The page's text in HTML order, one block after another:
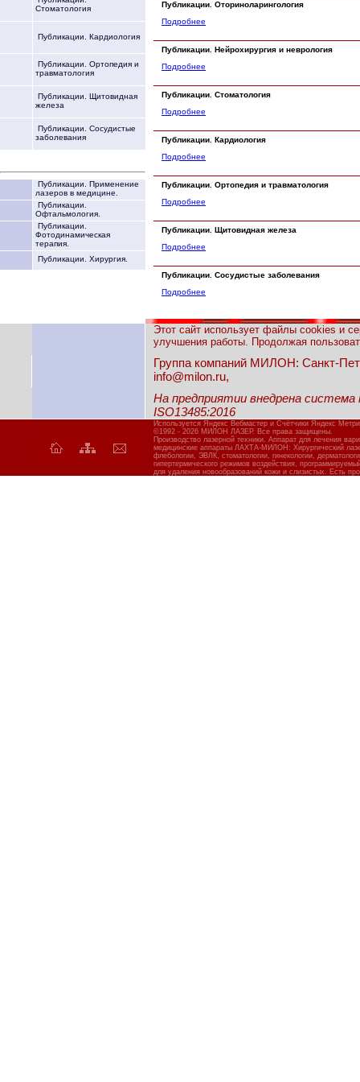
Стоматология
Публикации. Кардиология
Публикации. Ортопедия и
травматология
Публикации. Щитовидная
железа
Публикации. Сосудистые
заболевания
Публикации. Применение
лазеров в медицине.
Публикации.
Офтальмология.
Публикации.
Фотодинамическая
терапия.
Публикации. Хирургия.
Публикации. Оториноларингология
Подробнее
Публикации. Нейрохирургия и неврология
Подробнее
Публикации. Стоматология
Подробнее
Публикации. Кардиология
Подробнее
Публикации. Ортопедия и травматология
Подробнее
Публикации. Щитовидная железа
Подробнее
Публикации. Сосудистые заболевания
Подробнее
Этот сайт использует файлы cookies и
улучшения работы. Продолжая
Группа компаний МИЛОН: Санкт-
info@milon.ru,
На предприятии внедрена
ISO13485:2016
Используется Яндекс Вебмастер и Счётчики Яндекс
©1992 - 2026 МИЛОН ЛАЗЕР. Все права защищены.
Производство лазерной техники. Аппарат для лечения
медицинские аппараты ЛАХТА-МИЛОН: Хирургический
флебологии, ЭВЛК, стоматологии, гинекологии,
гипертермического режимов воздействия,
для удаления новообразований кожи и слизистых. Есть